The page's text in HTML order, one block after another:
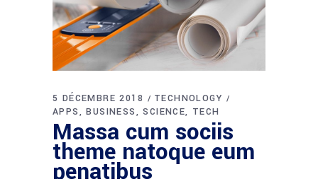
5 DÉCEMBRE 2018
TECHNOLOGY
APPS
BUSINESS SCIENCE TECH
Massa cum sociis
theme natoque eum
penatibus